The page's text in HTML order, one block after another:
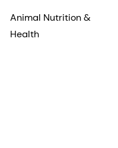
Animal Nutrition &
Health